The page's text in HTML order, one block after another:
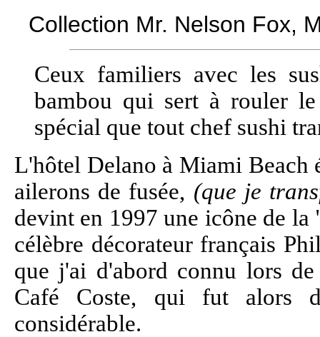
Collection Mr. Nelson Fox,
Ceux familiers avec les
bambou qui sert à rouler
spécial que tout chef sushi
L'hôtel Delano à Miami Beach
ailerons de fusée, (que je
devint en 1997 une icône de
célèbre décorateur français
que j'ai d'abord connu lors
Café Coste, qui fut alors
considérable.